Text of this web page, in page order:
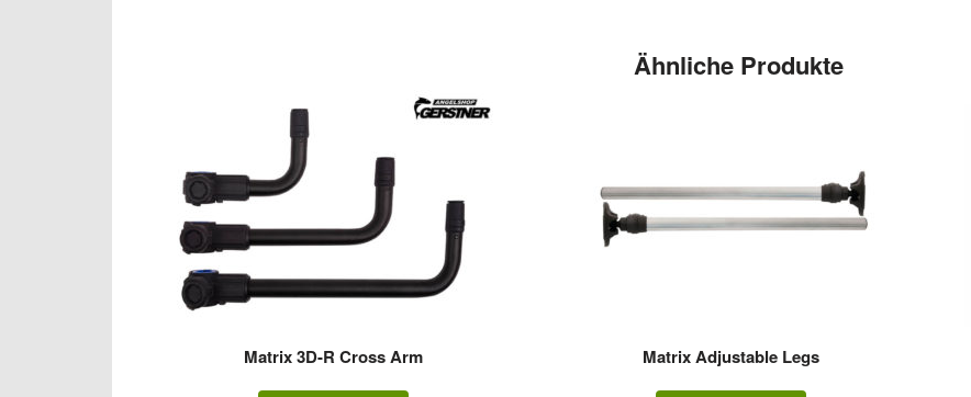
Ähnliche Produkte
Matrix 3D-R Cross Arm Matrix Adjustable Legs